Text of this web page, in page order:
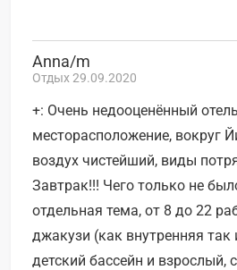
Anna/m
Отдых 29.09.2020
+: Очень недооценённый
месторасположение, вокруг
воздух чистейший, виды
Завтрак!!! Чего только не
отдельная тема, от 8 до 22
джакузи (как внутренняя так
детский бассейн и взрослый,